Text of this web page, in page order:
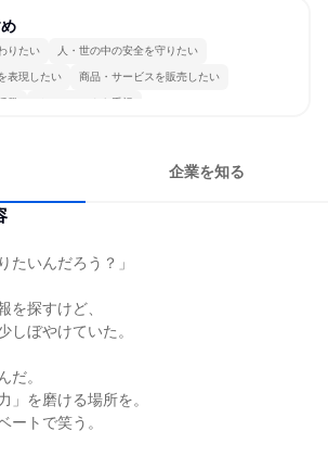
りたい 人・世の中の安全を守りたい
表現したい 商品・サービスを販売したい
発 チームワークを重視
企業を知る
たいんだろう？」
を探すけど、
しぼやけていた。
だ。
」を磨ける場所を。
ートで笑う。